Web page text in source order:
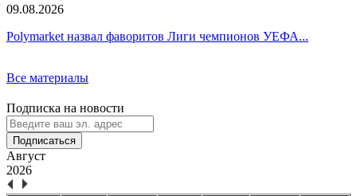
09.08.2026
Polymarket назвал фаворитов Лиги чемпионов УЕФА...
Все материалы
Подписка на новости
Подписаться
Август
2026